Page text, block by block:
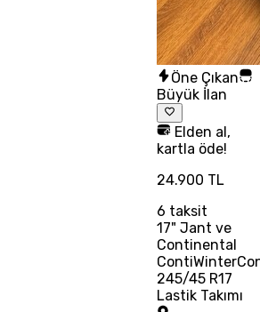
Öne Çıkan
Büyük İlan
Elden al,
kartla öde!
24.900 TL
6 taksit
17" Jant ve
Continental
245/45 R17
Lastik Takımı